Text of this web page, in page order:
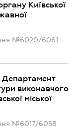
Київської
№6020/6061
виконавчого
міської
№6017/6058